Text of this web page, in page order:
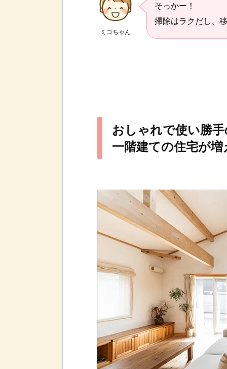
ミコちゃん
そっかー！
掃除はラクだし、
おしゃれで使い勝
一階建ての住宅が